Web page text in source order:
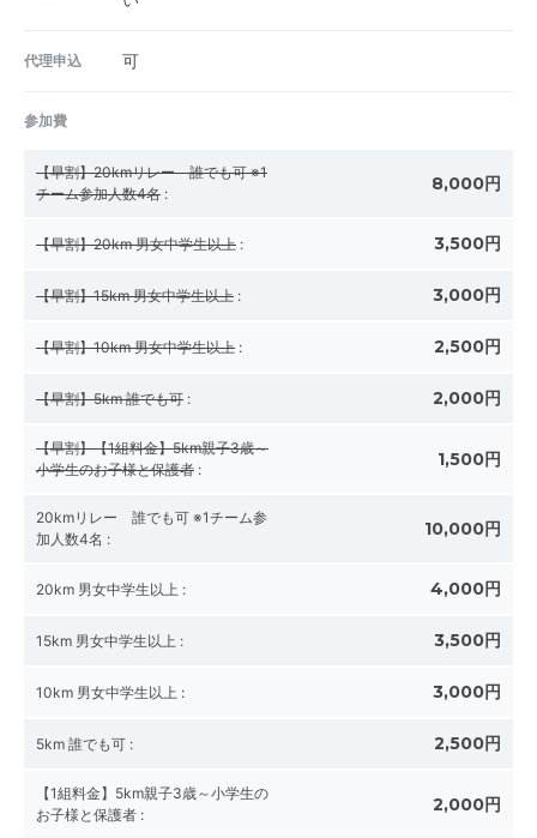
代理申込 可
参加費
【早割】20kmリレー 誰でも可 ※1
チーム参加人数4名 : 8,000円
【早割】20km 男女中学生以上 : 3,500円
【早割】15km 男女中学生以上 : 3,000円
【早割】10km 男女中学生以上 : 2,500円
【早割】5km 誰でも可 : 2,000円
【早割】【1組料金】5km親子3歳～
小学生のお子様と保護者 : 1,500円
20kmリレー 誰でも可 ※1チーム参
加人数4名 : 10,000円
20km 男女中学生以上 : 4,000円
15km 男女中学生以上 : 3,500円
10km 男女中学生以上 : 3,000円
5km 誰でも可 : 2,500円
【1組料金】5km親子3歳～小学生の
お子様と保護者 : 2,000円